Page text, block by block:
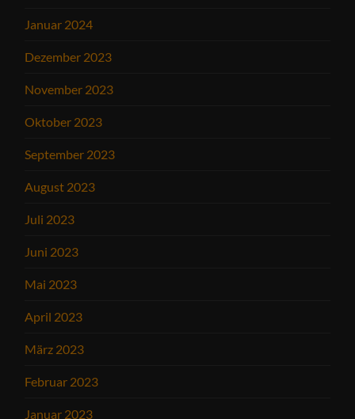
Januar 2024
Dezember 2023
November 2023
Oktober 2023
September 2023
August 2023
Juli 2023
Juni 2023
Mai 2023
April 2023
März 2023
Februar 2023
Januar 2023